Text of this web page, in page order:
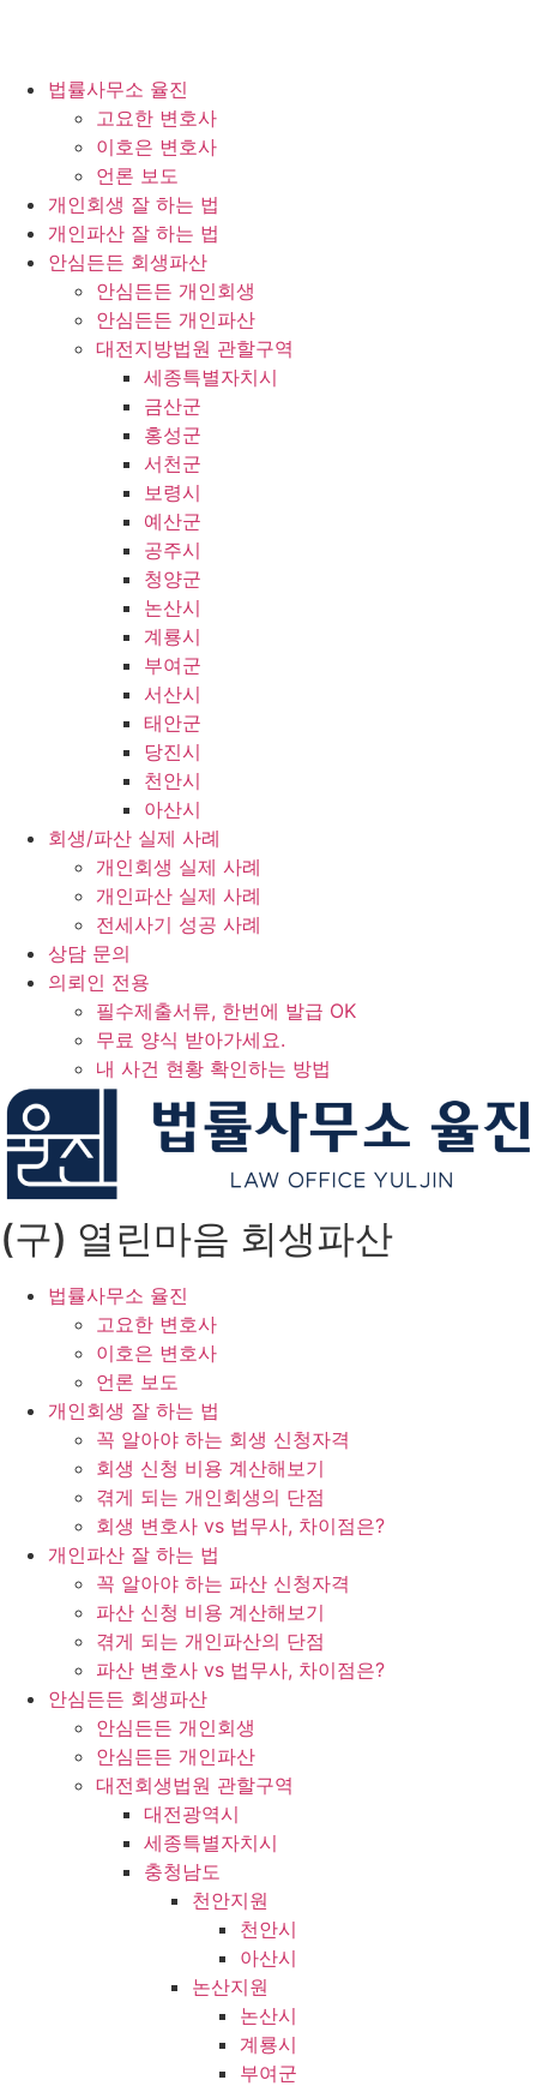
법률사무소 율진
고요한 변호사
이호은 변호사
언론 보도
개인회생 잘 하는 법
개인파산 잘 하는 법
안심든든 회생파산
안심든든 개인회생
안심든든 개인파산
대전지방법원 관할구역
세종특별자치시
금산군
홍성군
서천군
보령시
예산군
공주시
청양군
논산시
계룡시
부여군
서산시
태안군
당진시
천안시
아산시
회생/파산 실제 사례
개인회생 실제 사례
개인파산 실제 사례
전세사기 성공 사례
상담 문의
의뢰인 전용
필수제출서류, 한번에 발급 OK
무료 양식 받아가세요.
내 사건 현황 확인하는 방법
(구) 열린마음 회생파산
법률사무소 율진
고요한 변호사
이호은 변호사
언론 보도
개인회생 잘 하는 법
꼭 알아야 하는 회생 신청자격
회생 신청 비용 계산해보기
겪게 되는 개인회생의 단점
회생 변호사 vs 법무사, 차이점은?
개인파산 잘 하는 법
꼭 알아야 하는 파산 신청자격
파산 신청 비용 계산해보기
겪게 되는 개인파산의 단점
파산 변호사 vs 법무사, 차이점은?
안심든든 회생파산
안심든든 개인회생
안심든든 개인파산
대전회생법원 관할구역
대전광역시
세종특별자치시
충청남도
천안지원
천안시
아산시
논산지원
논산시
계룡시
부여군